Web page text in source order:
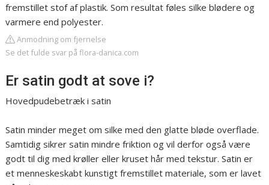
fremstillet stof af plastik. Som resultat føles silke blødere og
varmere end polyester.
Anmodning om fjernelse
Se det fulde svar på flora-danica.com
Er satin godt at sove i?
Hovedpudebetræk i satin
Satin minder meget om silke med den glatte bløde overflade.
Samtidig sikrer satin mindre friktion og vil derfor også være
godt til dig med krøller eller kruset hår med tekstur. Satin er
et menneskeskabt kunstigt fremstillet materiale, som er lavet